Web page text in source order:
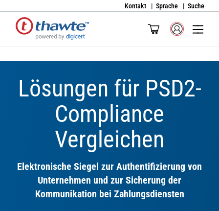
Kontakt Sprache Suche
Lösungen für PSD2-
Compliance
Vergleichen
Elektronische Siegel zur Authentifizierung von
Unternehmen und zur Sicherung der
Kommunikation bei Zahlungsdiensten